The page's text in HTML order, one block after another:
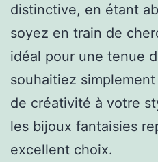
distinctive, en étant
soyez en train de
idéal pour une tenue
souhaitiez
de créativité à votre
les bijoux fantaisies
excellent choix.